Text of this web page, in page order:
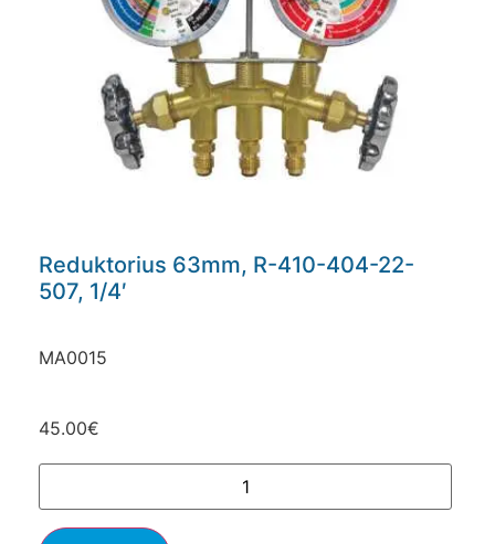
Reduktorius 63mm, R-410-404-22-
507, 1/4′
MA0015
45.00€